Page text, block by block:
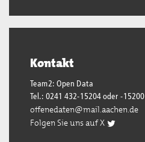
Kontakt
Team2: Open Data
Tel.: 0241 432-15204 oder -15200
offenedaten@mail.aachen.de
Folgen Sie uns auf X